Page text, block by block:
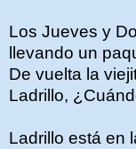
Los Jueves y
llevando un
De vuelta la
Ladrillo,
Ladrillo está en